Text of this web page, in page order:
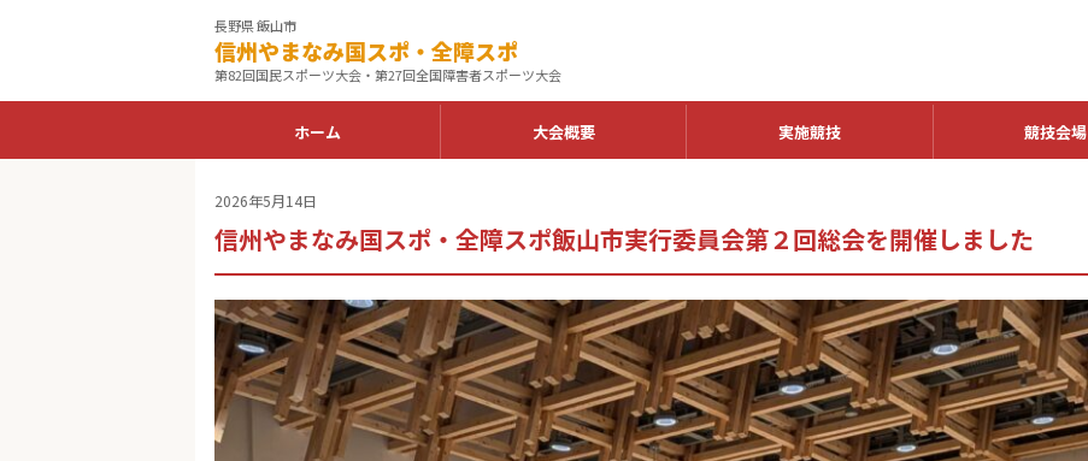
長野県 飯山市
信州やまなみ国スポ・全障スポ
第82回国民スポーツ大会・第27回全国障害者スポーツ大会
ホーム 大会概要 実施競技 競技会場
2026年5月14日
信州やまなみ国スポ・全障スポ飯山市実行委員会第２回総会を開催しました